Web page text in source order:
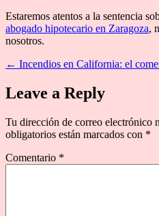
Estaremos atentos a la sentencia
abogado hipotecario en Zaragoza,
nosotros.
← Incendios en California: el
Leave a Reply
Tu dirección de correo electrónico
obligatorios están marcados con *
Comentario *